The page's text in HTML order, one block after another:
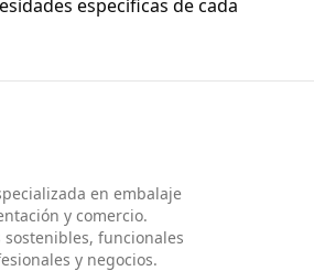
específicas de cada
en embalaje
y comercio.
sostenibles, funcionales
y negocios.